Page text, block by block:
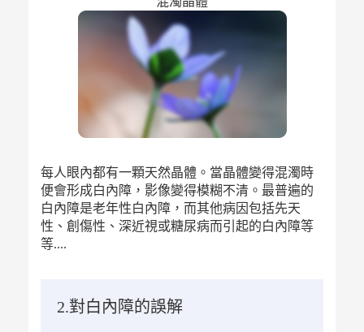
每人眼內都有一顆天然晶體。當晶體變得混濁時
便會形成白內障，影像變得模糊不清。最普遍的
白內障是老年性白內障，而其他病因包括先天
性、創傷性、深近視或糖尿病而引起的白內障等
等....
2.對白內障的誤解